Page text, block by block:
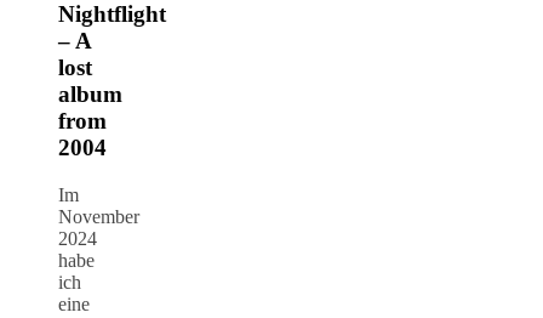
Nightflight
– A
lost
album
from
2004
Im
November
2024
habe
ich
eine